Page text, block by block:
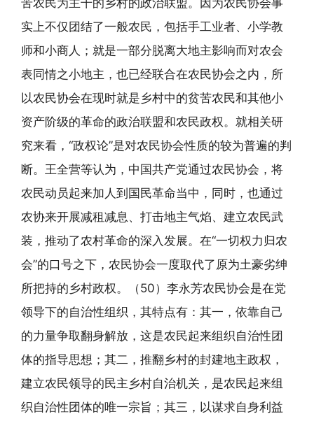
苦农民为主干的乡村的政治联盟。因为农民协会事
实上不仅团结了一般农民，包括手工业者、小学教
师和小商人；就是一部分脱离大地主影响而对农会
表同情之小地主，也已经联合在农民协会之内，所
以农民协会在现时就是乡村中的贫苦农民和其他小
资产阶级的革命的政治联盟和农民政权。就相关研
究来看，“政权论”是对农民协会性质的较为普遍的判
断。王全营等认为，中国共产党通过农民协会，将
农民动员起来加人到国民革命当中，同时，也通过
农协来开展减租减息、打击地主气焰、建立农民武
装，推动了农村革命的深入发展。在“一切权力归农
会”的口号之下，农民协会一度取代了原为土豪劣绅
所把持的乡村政权。（50）李永芳农民协会是在党
领导下的自治性组织，其特点有：其一，依靠自己
的力量争取翻身解放，这是农民起来组织自治性团
体的指导思想；其二，推翻乡村的封建地主政权，
建立农民领导的民主乡村自治机关，是农民起来组
织自治性团体的唯一宗旨；其三，以谋求自身利益